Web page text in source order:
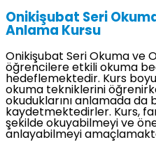
Onikişubat Seri
Anlama Kursu
Onikişubat Seri Okuma ve
öğrencilere etkili okuma
hedeflemektedir. Kurs
okuma tekniklerini
okuduklarını anlamada da
kaydetmektedirler. Kurs,
şekilde okuyabilmeyi ve
anlayabilmeyi